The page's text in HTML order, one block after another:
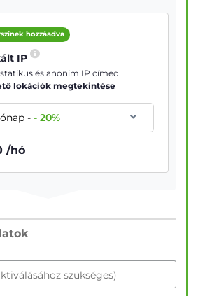
hozzáadva
IP
és anonim IP címed
lokációk megtekintése
--20%
/hó
szükséges)